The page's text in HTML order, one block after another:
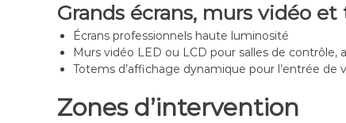
a
c
e
Grands écrans, murs vidéo et
Écrans professionnels haute luminosité
Murs vidéo LED ou LCD pour salles de contrôle,
Totems d’affichage dynamique pour l’entrée de
Zones d’intervention